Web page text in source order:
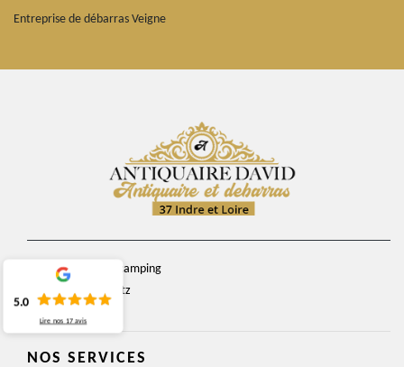
Entreprise de débarras Veigne
chemin du camping
37270 Veretz
NOS SERVICES
5.0
Lire nos 17 avis